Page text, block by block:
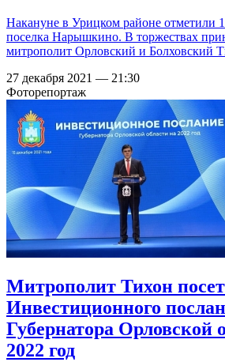
Накануне в Урицком районе отметили
поселка Нарышкино. В торжествах
митрополит Орловский и Болховский
27 декабря 2021 — 21:30
Фоторепортаж
Митрополит Тихон
Инвестиционного
Губернатора Орловской
2022 год